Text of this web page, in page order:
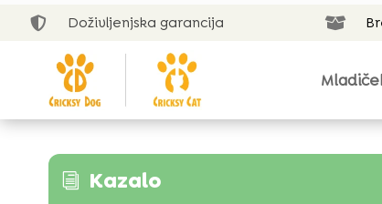
 Doživljenjska garancija 
i Kazalo